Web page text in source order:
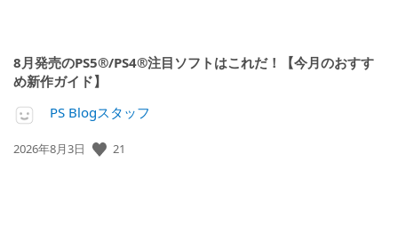
8月発売のPS5®/PS4®注目ソフトはこれだ！【今月のおすす
め新作ガイド】
PS Blogスタッフ
公
2026年8月3日 21